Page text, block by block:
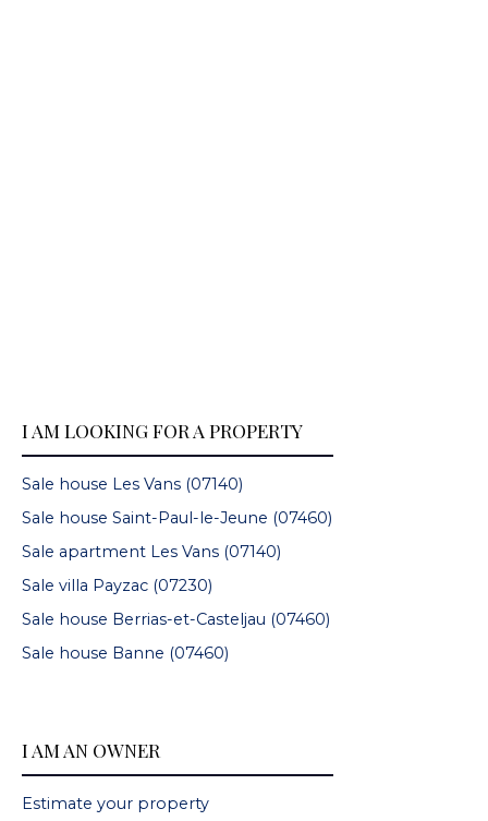
I AM LOOKING FOR A PROPERTY
Sale house Les Vans (07140)
Sale house Saint-Paul-le-Jeune (07460)
Sale apartment Les Vans (07140)
Sale villa Payzac (07230)
Sale house Berrias-et-Casteljau (07460)
Sale house Banne (07460)
I AM AN OWNER
Estimate your property